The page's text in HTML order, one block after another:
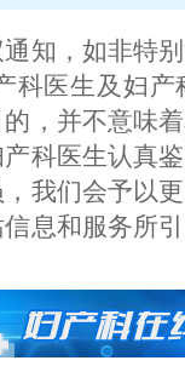
知，如非特
科医生及妇
，并不意味
科医生认真
我们会予以
息和服务所